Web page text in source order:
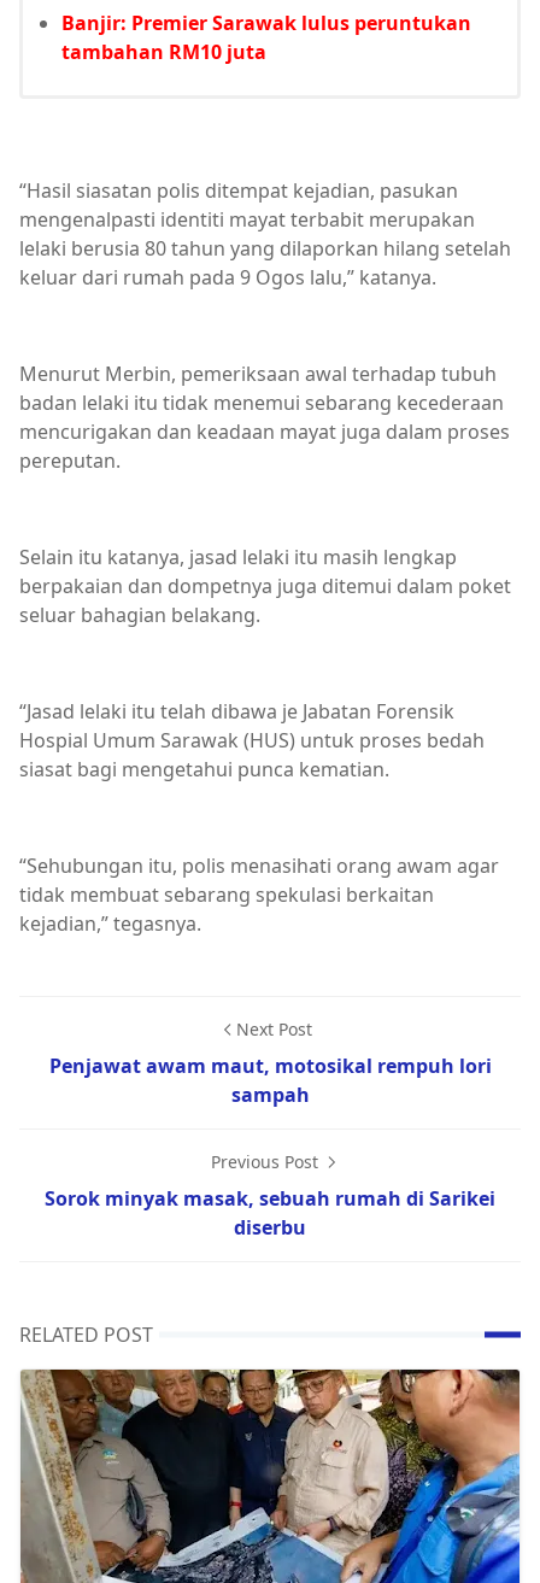
Banjir: Premier Sarawak lulus peruntukan
tambahan RM10 juta
“Hasil siasatan polis ditempat kejadian, pasukan
mengenalpasti identiti mayat terbabit merupakan
lelaki berusia 80 tahun yang dilaporkan hilang setelah
keluar dari rumah pada 9 Ogos lalu,” katanya.
Menurut Merbin, pemeriksaan awal terhadap tubuh
badan lelaki itu tidak menemui sebarang kecederaan
mencurigakan dan keadaan mayat juga dalam proses
pereputan.
Selain itu katanya, jasad lelaki itu masih lengkap
berpakaian dan dompetnya juga ditemui dalam poket
seluar bahagian belakang.
“Jasad lelaki itu telah dibawa je Jabatan Forensik
Hospial Umum Sarawak (HUS) untuk proses bedah
siasat bagi mengetahui punca kematian.
“Sehubungan itu, polis menasihati orang awam agar
tidak membuat sebarang spekulasi berkaitan
kejadian,” tegasnya.
Next Post
Penjawat awam maut, motosikal rempuh lori
sampah
Previous Post
Sorok minyak masak, sebuah rumah di Sarikei
diserbu
RELATED POST